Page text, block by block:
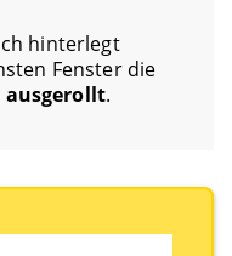
hinterlegt
Fenster die
ausgerollt.